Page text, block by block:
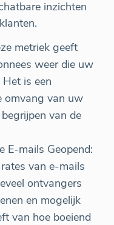
inzichten
metriek geeft
weer die uw
is een
omvang van uw
van de
E-mails Geopend:
van e-mails
ontvangers
en mogelijk
van hoe boeiend